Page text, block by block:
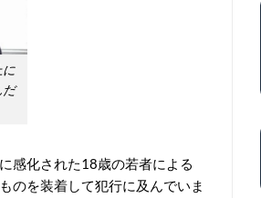
に
だ
感化された18歳の若者による
のを装着して犯行に及んでいま